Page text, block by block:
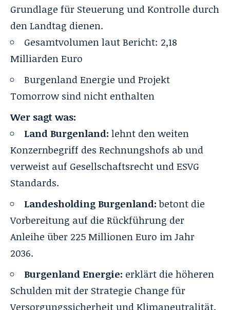
Grundlage für Steuerung und Kontrolle durch
den Landtag dienen.
Gesamtvolumen laut Bericht: 2,18
Milliarden Euro
Burgenland Energie und Projekt
Tomorrow sind nicht enthalten
Wer sagt was:
Land Burgenland: lehnt den weiten
Konzernbegriff des Rechnungshofs ab und
verweist auf Gesellschaftsrecht und ESVG
Standards.
Landesholding Burgenland:betont die
Vorbereitung auf die Rückführung der
Anleihe über 225 Millionen Euro im Jahr
2036.
Burgenland Energie: erklärt die höheren
Schulden mit der Strategie Change für
Versorgungssicherheit und Klimaneutralität.